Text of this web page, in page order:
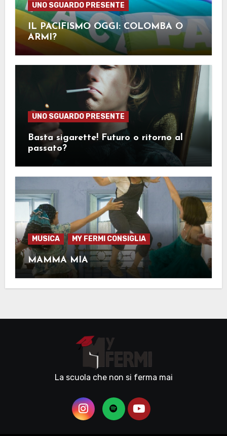
UNO SGUARDO PRESENTE
IL PACIFISMO OGGI: COLOMBA O
ARMI?
UNO SGUARDO PRESENTE
Basta sigarette! Futuro o ritorno al
passato?
MUSICA MY FERMI CONSIGLIA
MAMMA MIA
La scuola che non si ferma mai